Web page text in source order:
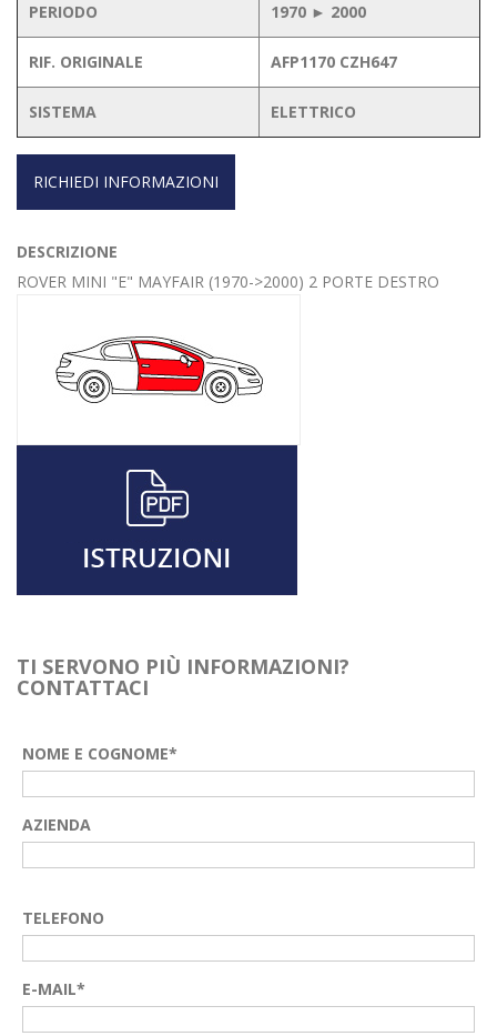
PERIODO 1970 ► 2000
RIF. ORIGINALE AFP1170 CZH647
SISTEMA ELETTRICO
RICHIEDI INFORMAZIONI
DESCRIZIONE
ROVER MINI "E" MAYFAIR (1970->2000) 2 PORTE DESTRO
TI SERVONO PIÙ INFORMAZIONI?
CONTATTACI
NOME E COGNOME*
AZIENDA
TELEFONO
E-MAIL*